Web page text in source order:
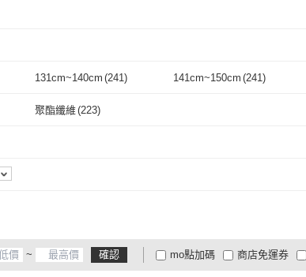
131cm~140cm (241) 141cm~150cm (241)
131cm~140cm
取消
聚酯纖維(223)
~ 確認 mo點加碼
大家電安心配
大家電快配
商店免運券